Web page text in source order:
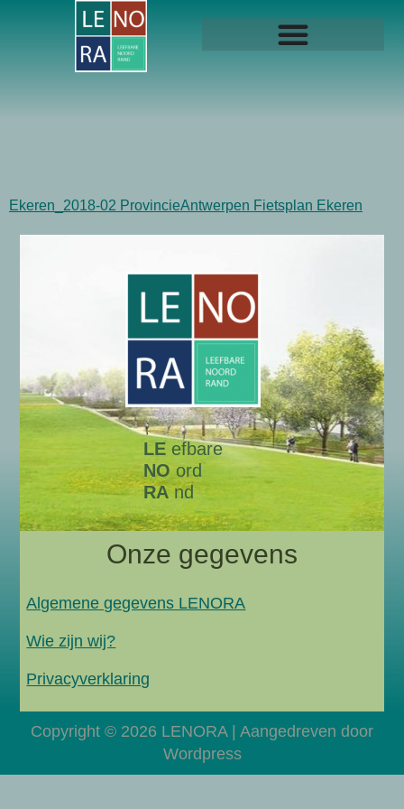
Ekeren_2018-02 ProvincieAntwerpen Fietsplan Ekeren
LE efbare
NOord
RAnd
Onze gegevens
Algemene gegevens LENORA
Wie zijn wij?
Privacyverklaring
Copyright © 2026 LENORA | Aangedreven door
Wordpress